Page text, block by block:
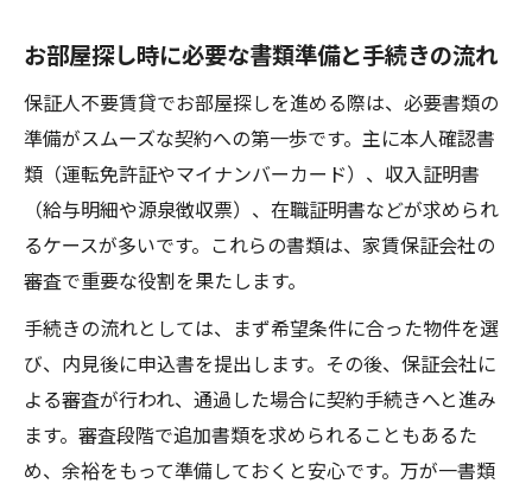
お部屋探し時に必要な書類準備と手続きの流れ
保証人不要賃貸でお部屋探しを進める際は、必要書類の
準備がスムーズな契約への第一歩です。主に本人確認書
類（運転免許証やマイナンバーカード）、収入証明書
（給与明細や源泉徴収票）、在職証明書などが求められ
るケースが多いです。これらの書類は、家賃保証会社の
審査で重要な役割を果たします。
手続きの流れとしては、まず希望条件に合った物件を選
び、内見後に申込書を提出します。その後、保証会社に
よる審査が行われ、通過した場合に契約手続きへと進み
ます。審査段階で追加書類を求められることもあるた
め、余裕をもって準備しておくと安心です。万が一書類